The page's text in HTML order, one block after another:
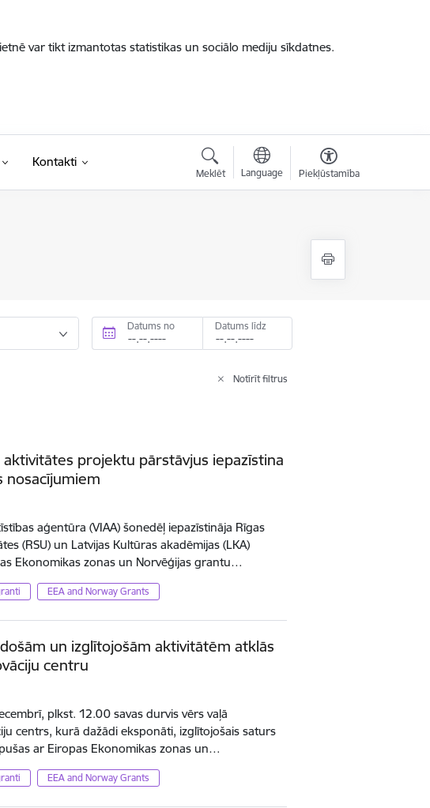
var tikt izmantotas statistikas un sociālo mediju sīkdatnes.
Kontakti
Meklēt Language Piekļūstamība
Datums no Datums līdz
Notīrīt filtrus
aktivitātes projektu pārstāvjus iepazīstina
nosacījumiem
aģentūra (VIAA) šonedēļ iepazīstināja Rīgas
(RSU) un Latvijas Kultūras akadēmijas (LKA)
Ekonomikas zonas un Norvēģijas grantu…
EEA and Norway Grants
un izglītojošām aktivitātēm atklās
centru
plkst. 12.00 savas durvis vērs vaļā
centrs, kurā dažādi eksponāti, izglītojošais saturs
ar Eiropas Ekonomikas zonas un…
EEA and Norway Grants